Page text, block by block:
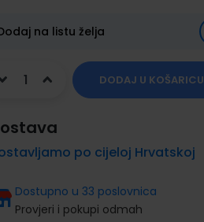
na listu želja
DODAJ U KOŠARICU
po cijeloj Hrvatskoj
Dostupno u 33 poslovnica
Provjeri i pokupi odmah